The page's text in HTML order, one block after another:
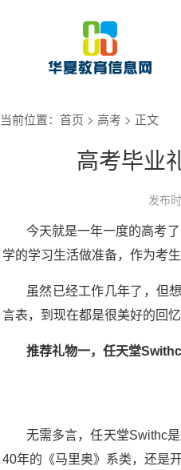
当前位置： 首页 > 高考 > 正文
高考毕业
发布
今天就是一年一度的高考
学的学习生活做准备，作为考
虽然已经工作几年了，但
言表，到现在都是很美好的回
推荐礼物一，任天堂
无需多言，任天堂Swithc
40年的《马里奥》系类，还是